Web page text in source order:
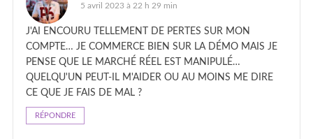
5 avril 2023 à 22 h 29 min
J'AI ENCOURU TELLEMENT DE PERTES SUR MON
COMPTE… JE COMMERCE BIEN SUR LA DÉMO MAIS JE
PENSE QUE LE MARCHÉ RÉEL EST MANIPULÉ…
QUELQU'UN PEUT-IL M'AIDER OU AU MOINS ME DIRE
CE QUE JE FAIS DE MAL ?
RÉPONDRE